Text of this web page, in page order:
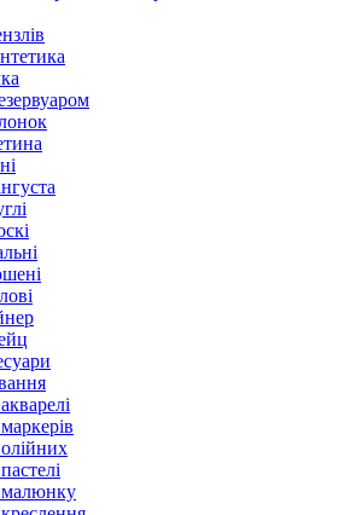
малюнку